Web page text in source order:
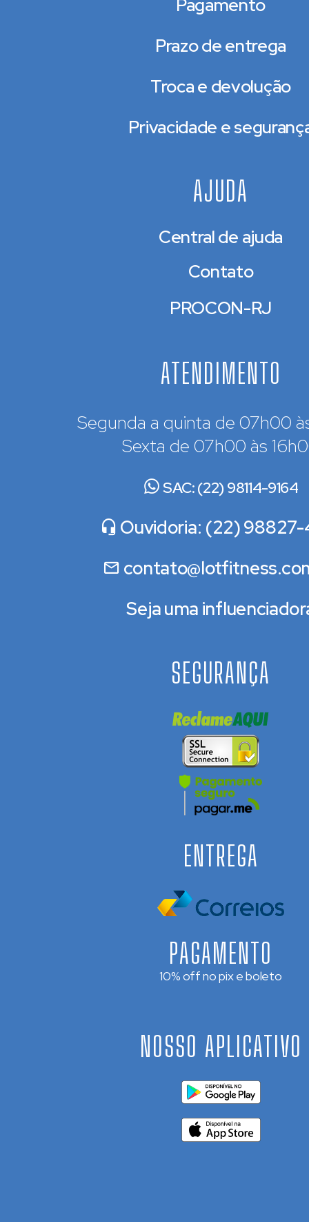
Pagamento
Prazo de entrega
Troca e devolução
Privacidade e
AJUDA
Central de ajuda
Contato
PROCON-RJ
ATENDIMENTO
Segunda a quinta de 07h00
Sexta de 07h00 às
SAC: (22) 98114-9164
Ouvidoria: (22) 98827-
Seja uma
PAGAMENTO
10% off no pix e boleto
ENTREGA
SEGURANÇA
NOSSO APLICATIVO